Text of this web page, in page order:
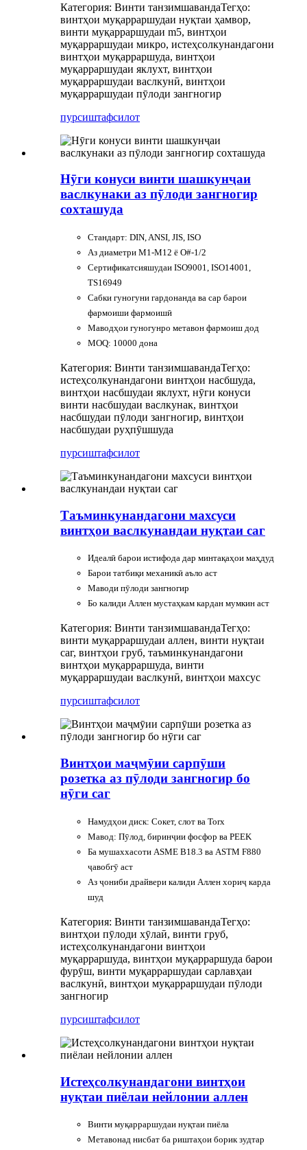
Категория: Винти танзимшавандаТегҳо:
винтҳои муқарраршудаи нуқтаи ҳамвор,
винти муқарраршудаи m5, винтҳои
муқарраршудаи микро, истеҳсолкунандагони
винтҳои муқарраршуда, винтҳои
муқарраршудаи яклухт, винтҳои
муқарраршудаи васлкунӣ, винтҳои
муқарраршудаи пӯлоди зангногир
пурсиштафсилот
Нӯги конуси винти шашкунҷаи
васлкунаки аз пӯлоди зангногир
сохташуда
Стандарт: DIN, ANSI, JIS, ISO
Аз диаметри M1-M12 ё O#-1/2
Сертификатсияшудаи ISO9001, ISO14001,
TS16949
Сабки гуногуни гардонанда ва сар барои
фармоиши фармоишӣ
Маводҳои гуногунро метавон фармоиш дод
MOQ: 10000 дона
Категория: Винти танзимшавандаТегҳо:
истеҳсолкунандагони винтҳои насбшуда,
винтҳои насбшудаи яклухт, нӯги конуси
винти насбшудаи васлкунак, винтҳои
насбшудаи пӯлоди зангногир, винтҳои
насбшудаи руҳпӯшшуда
пурсиштафсилот
Таъминкунандагони махсуси
винтҳои васлкунандаи нуқтаи саг
Идеалӣ барои истифода дар минтақаҳои маҳдуд
Барои татбиқи механикӣ аъло аст
Маводи пӯлоди зангногир
Бо калиди Аллен мустаҳкам кардан мумкин аст
Категория: Винти танзимшавандаТегҳо:
винти муқарраршудаи аллен, винти нуқтаи
саг, винтҳои груб, таъминкунандагони
винтҳои муқарраршуда, винти
муқарраршудаи васлкунӣ, винтҳои махсус
пурсиштафсилот
Винтҳои маҷмӯии сарпӯши
розетка аз пӯлоди зангногир бо
нӯги саг
Намудҳои диск: Сокет, слот ва Torx
Мавод: Пӯлод, биринҷии фосфор ва PEEK
Ба мушаххасоти ASME B18.3 ва ASTM F880
ҷавобгӯ аст
Аз ҷониби драйвери калиди Аллен хориҷ карда
шуд
Категория: Винти танзимшавандаТегҳо:
винтҳои пӯлоди хӯлаӣ, винти груб,
истеҳсолкунандагони винтҳои
муқарраршуда, винтҳои муқарраршуда барои
фурӯш, винти муқарраршудаи сарлавҳаи
васлкунӣ, винтҳои муқарраршудаи пӯлоди
зангногир
пурсиштафсилот
Истеҳсолкунандагони винтҳои
нуқтаи пиёлаи нейлонии аллен
Винти муқарраршудаи нуқтаи пиёла
Метавонад нисбат ба риштаҳои борик зудтар